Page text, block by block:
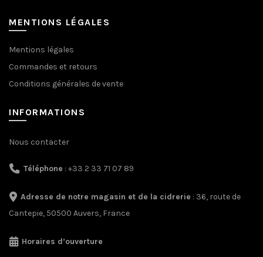
MENTIONS LÉGALES
Mentions légales
Commandes et retours
Conditions générales de vente
INFORMATIONS
Nous contacter
Téléphone : +33 2 33 71 07 89
Adresse de notre magasin et de la cidrerie : 36, route de
Cantepie, 50500 Auvers, France
Horaires d’ouverture